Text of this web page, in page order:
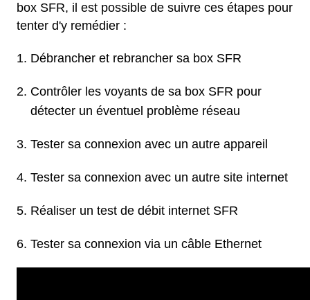
box SFR, il est possible de suivre ces étapes pour
tenter d'y remédier :
Débrancher et rebrancher sa box SFR
Contrôler les voyants de sa box SFR pour
détecter un éventuel problème réseau
Tester sa connexion avec un autre appareil
Tester sa connexion avec un autre site internet
Réaliser un test de débit internet SFR
Tester sa connexion via un câble Ethernet